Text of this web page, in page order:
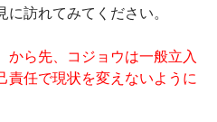
訪れてみてください。
ら先、コジョウは一般立入
責任で現状を変えないように